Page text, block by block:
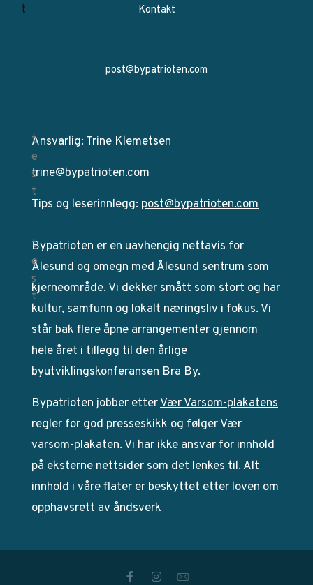
Kontakt
post@bypatrioten.com
Ansvarlig: Trine Klemetsen
trine@bypatrioten.com
Tips og leserinnlegg: post@bypatrioten.com
Bypatrioten er en uavhengig nettavis for
Ålesund og omegn med Ålesund sentrum som
kjerneområde. Vi dekker smått som stort og har
kultur, samfunn og lokalt næringsliv i fokus. Vi
står bak flere åpne arrangementer gjennom
hele året i tillegg til den årlige
byutviklingskonferansen Bra By.
Bypatrioten jobber etterVær Varsom-plakatens
regler for god presseskikk og følger Vær
varsom-plakaten. Vi har ikke ansvar for innhold
på eksterne nettsider som det lenkes til. Alt
innhold i våre flater er beskyttet etter loven om
opphavsrett av åndsverk